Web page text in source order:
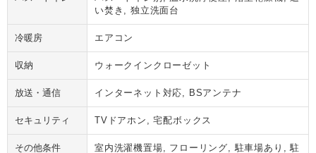
い焚き, 独立洗面台
冷暖房 エアコン
収納 ウォークインクローゼット
放送・通信 インターネット対応, BSアンテナ
セキュリティ TVドアホン, 宅配ボックス
その他条件
室内洗濯機置場, フローリング, 駐車場あり, 駐